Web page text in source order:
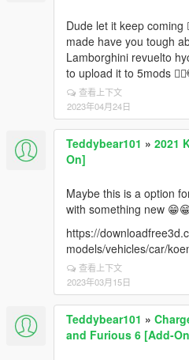
Dude let it keep coming
made have you tough
Lamborghini revuelto
to upload it to 5mods
查看上下文
2023年04月24日
Teddybear101 » 2021
On]
Maybe this is a option
with something new
https://
models/vehicles/car/
查看上下文
2023年03月15日
Teddybear101 »
and Furious 6 [Add-